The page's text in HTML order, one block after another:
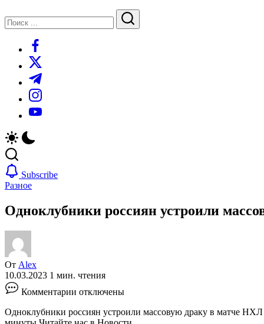
Поиск
Поиск
https://www.facebook.com/
https://twitter.com/
https://t.me/
https://www.instagram.com/
https://youtube.com/
Subscribe
Разное
Одноклубники россиян устроили
От Alex
10.03.2023 1 мин. чтения
Комментарии записи
россиян
отключены
Одноклубники россиян устроили массовую драку в матче НХЛ